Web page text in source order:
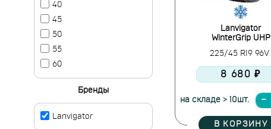
Lanvigator
WinterGrip UHP
225/45 R19 96V
8 680 ₽
на складе > 10шт.
В КОРЗИНУ
40
45
50
55
60
Бренды
Lanvigator